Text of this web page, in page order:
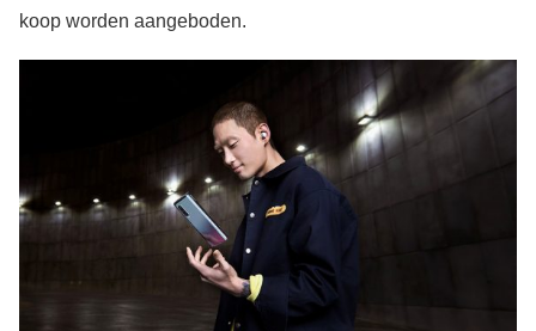
koop worden aangeboden.